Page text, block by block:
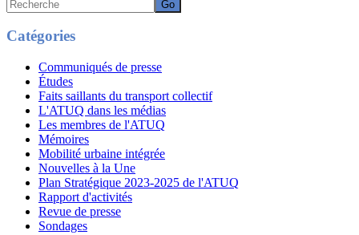
Catégories
Communiqués de presse
Études
Faits saillants du transport collectif
L'ATUQ dans les médias
Les membres de l'ATUQ
Mémoires
Mobilité urbaine intégrée
Nouvelles à la Une
Plan Stratégique 2023-2025 de l'ATUQ
Rapport d'activités
Revue de presse
Sondages